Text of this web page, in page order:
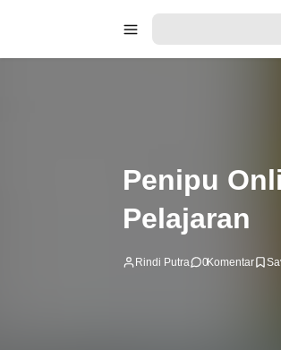
Penipu
Pelajaran
Rindi Putra 0Komentar